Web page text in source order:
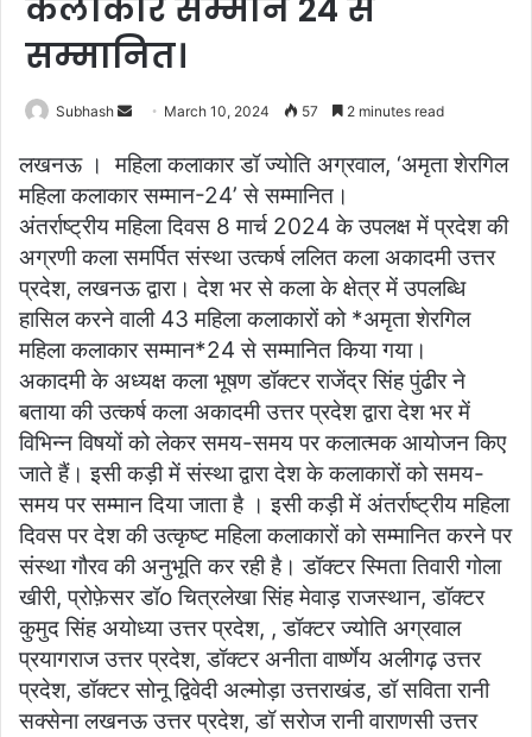
कलाकार सम्मान 24 से
सम्मानित।
Subhash
n
d
a
n
e
m
a
March 10, 2024 57 2 minutes read
लखनऊ । महिला कलाकार डॉ ज्योति अग्रवाल, ‘अमृता शेरगिल
महिला कलाकार सम्मान-24’ से सम्मानित।
अंतर्राष्ट्रीय महिला दिवस 8 मार्च 2024 के उपलक्ष में प्रदेश की
अग्रणी कला समर्पित संस्था उत्कर्ष ललित कला अकादमी उत्तर
प्रदेश, लखनऊ द्वारा। देश भर से कला के क्षेत्र में उपलब्धि
हासिल करने वाली 43 महिला कलाकारों को *अमृता शेरगिल
महिला कलाकार सम्मान*24 से सम्मानित किया गया।
अकादमी के अध्यक्ष कला भूषण डॉक्टर राजेंद्र सिंह पुंढीर ने
बताया की उत्कर्ष कला अकादमी उत्तर प्रदेश द्वारा देश भर में
विभिन्न विषयों को लेकर समय-समय पर कलात्मक आयोजन किए
जाते हैं। इसी कड़ी में संस्था द्वारा देश के कलाकारों को समय-
समय पर सम्मान दिया जाता है । इसी कड़ी में अंतर्राष्ट्रीय महिला
दिवस पर देश की उत्कृष्ट महिला कलाकारों को सम्मानित करने पर
संस्था गौरव की अनुभूति कर रही है। डॉक्टर स्मिता तिवारी गोला
खीरी, प्रोफ़ेसर डॉo चित्रलेखा सिंह मेवाड़ राजस्थान, डॉक्टर
कुमुद सिंह अयोध्या उत्तर प्रदेश, , डॉक्टर ज्योति अग्रवाल
प्रयागराज उत्तर प्रदेश, डॉक्टर अनीता वार्ष्णेय अलीगढ़ उत्तर
प्रदेश, डॉक्टर सोनू द्विवेदी अल्मोड़ा उत्तराखंड, डॉ सविता रानी
सक्सेना लखनऊ उत्तर प्रदेश, डॉ सरोज रानी वाराणसी उत्तर